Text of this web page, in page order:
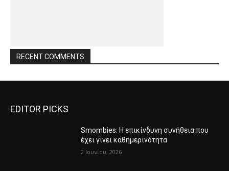
RECENT COMMENTS
EDITOR PICKS
Smombies: Η επικίνδυνη συνήθεια που
έχει γίνει καθημερινότητα
2 Ιουνίου, 2026